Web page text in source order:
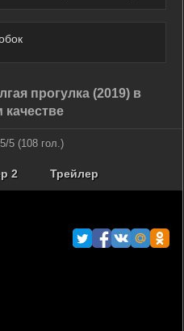
прогулка (2019) в
5 (108гол.)
2 Трейлер